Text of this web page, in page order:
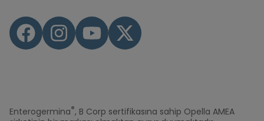
Enterogermina®, B Corp sertifikasına sahip Opella AMEA